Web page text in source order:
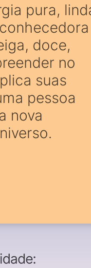
pura,
doce,
no
suas
pessoa
nova